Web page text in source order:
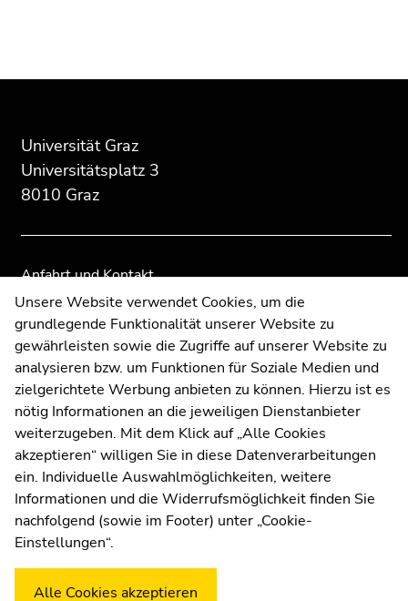
des
Universität Graz
Universitätsplatz 3
8010 Graz
Anfahrt und Kontakt
Kommunikation und Öffentlichkeitsarbeit
Moodle
UNIGRAZonline
Impressum
Datenschutzerklärung
Cookie-Einstellungen
Barrierefreiheitserklärung
WetterstationUni Graz
dieses
Übersicht
Seitenbereiche
dieses
Übersicht
Seitenbereiche
Unsere Website verwendet Cookies, um die
grundlegende Funktionalität unserer Website zu
gewährleisten sowie die Zugriffe auf unserer Website zu
analysieren bzw. um Funktionen für Soziale Medien und
zielgerichtete Werbung anbieten zu können. Hierzu ist es
nötig Informationen an die jeweiligen Dienstanbieter
weiterzugeben. Mit dem Klick auf „Alle Cookies
akzeptieren“ willigen Sie in diese Datenverarbeitungen
ein. Individuelle Auswahlmöglichkeiten, weitere
Informationen und die Widerrufsmöglichkeit finden Sie
nachfolgend (sowie im Footer) unter „Cookie-
Einstellungen“.
Alle Cookies akzeptieren